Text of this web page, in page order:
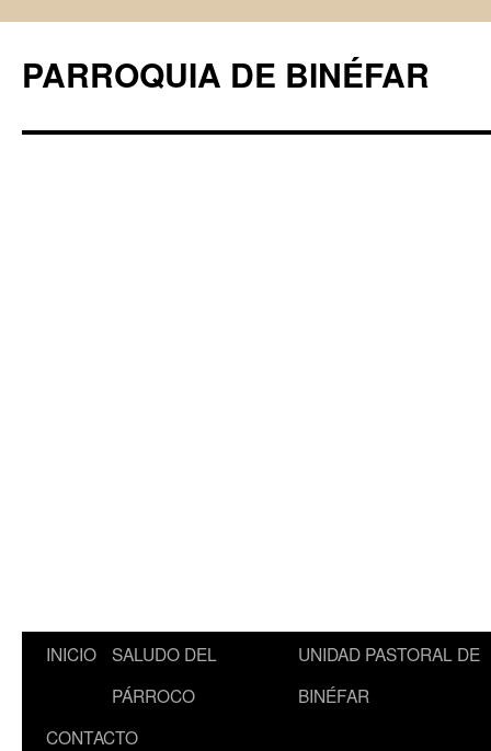
PARROQUIA DE BINÉFAR
Saltar
contenido
INICIO
SALUDO DEL
PÁRROCO
UNIDAD PASTORAL DE
BINÉFAR
CONTACTO